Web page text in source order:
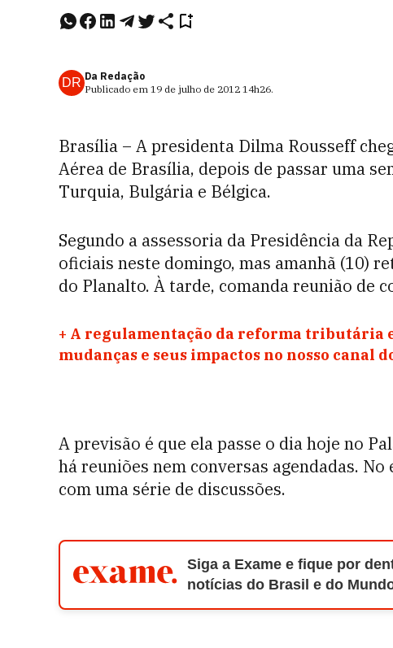
DR Da Redação
Publicado em 19 de julho de 2012 14h26.
Brasília – A presidenta Dilma Rousseff
Aérea de Brasília, depois de passar uma
Turquia, Bulgária e Bélgica.
Segundo a assessoria da Presidência da
oficiais neste domingo, mas amanhã (10)
do Planalto. À tarde, comanda reunião de
+ A regulamentação da reforma tributária
mudanças e seus impactos no nosso canal
A previsão é que ela passe o dia hoje no
há reuniões nem conversas agendadas.
com uma série de discussões.
Siga a Exame e fique por
notícias do Brasil e do